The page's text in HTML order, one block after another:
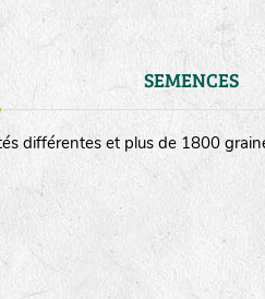
SEMENCES
différentes et plus de 1800